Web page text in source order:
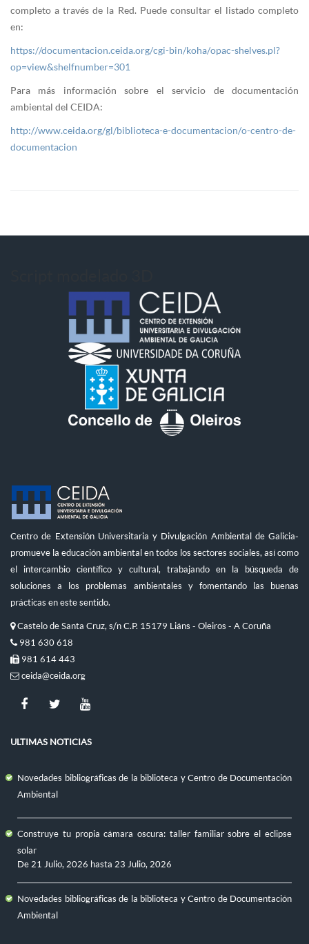
completo a través de la Red. Puede consultar el listado completo
en:
https://documentacion.ceida.org/cgi-bin/koha/opac-shelves.pl?
op=view&shelfnumber=301
Para más información sobre el servicio de documentación
ambiental del CEIDA:
http://www.ceida.org/gl/biblioteca-e-documentacion/o-centro-de-
documentacion
Centro de Extensión Universitaria y Divulgación Ambiental de Galicia-
promueve la educación ambiental en todos los sectores sociales, así como
el intercambio científico y cultural, trabajando en la búsqueda de
soluciones a los problemas ambientales y fomentando las buenas
prácticas en este sentido.
Castelo de Santa Cruz, s/n C.P. 15179 Liáns - Oleiros - A Coruña
981 630 618
981 614 443
ceida@ceida.org
ULTIMAS NOTICIAS
Novedades bibliográficas de la biblioteca y Centro de Documentación
Ambiental
Construye tu propia cámara oscura: taller familiar sobre el eclipse
solar
De 21 Julio, 2026 hasta 23 Julio, 2026
Novedades bibliográficas de la biblioteca y Centro de Documentación
Ambiental